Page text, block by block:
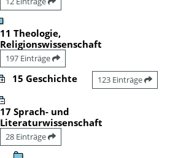
11 Theologie,
Religionswissenschaft
197 Einträge
15 Geschichte 123 Einträge
17 Sprach- und
Literaturwissenschaft
28 Einträge